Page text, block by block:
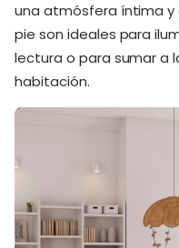
una atmósfera íntima y
pie son ideales para
lectura o para sumar a
habitación.